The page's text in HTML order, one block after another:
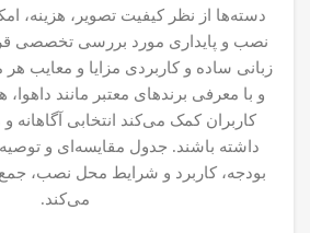
دسته‌ها از نظر کیفیت تصویر، هزینه،
نصب و پایداری مورد بررسی تخصصی
زبانی ساده و کاربردی مزایا و معایب
کاربران کمک می‌کند انتخابی آگاهانه
داشته باشند. جدول مقایسه‌ای و
بودجه، کاربرد و شرایط محل نصب،
می‌کند.